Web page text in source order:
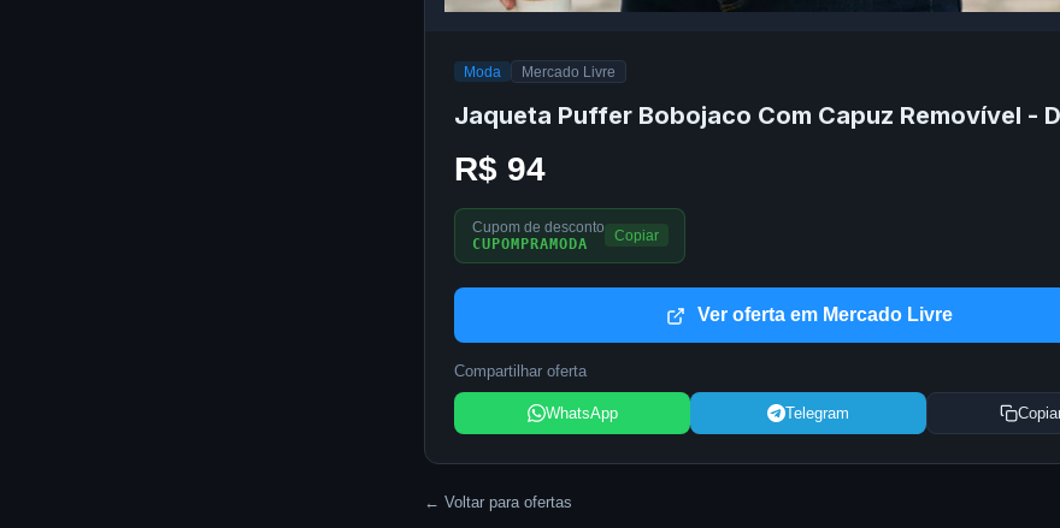
Moda Mercado Livre
Jaqueta Puffer Bobojaco Com Capuz Removível -
R$ 94
Cupom de desconto
CUPOMPRAMODA
Copiar
Ver oferta em Mercado Livre
Compartilhar oferta
WhatsApp Telegram
← Voltar para ofertas